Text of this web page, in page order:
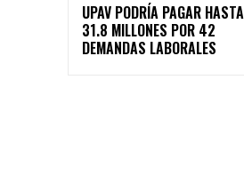
UPAV PODRÍA PAGAR HASTA
31.8 MILLONES POR 42
DEMANDAS LABORALES